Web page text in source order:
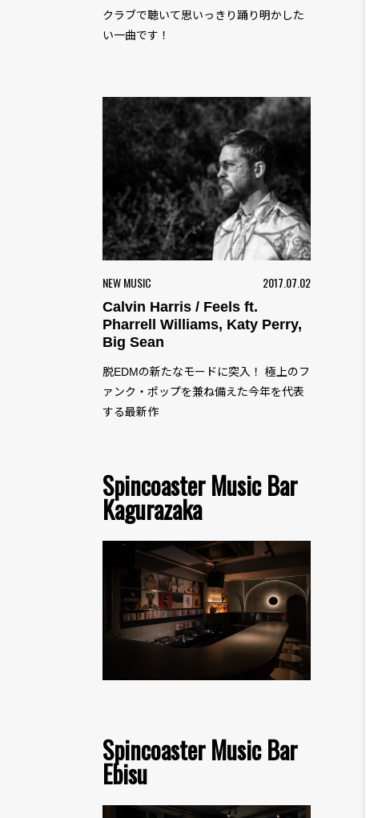
クラブで聴いて思いっきり踊り明かした
い一曲です！
NEW MUSIC 2017.07.02
Calvin Harris / Feels ft.
Pharrell Williams, Katy Perry,
Big Sean
脱EDMの新たなモードに突入！ 極上のフ
ァンク・ポップを兼ね備えた今年を代表
する最新作
Spincoaster Music Bar
Kagurazaka
Spincoaster Music Bar
Ebisu